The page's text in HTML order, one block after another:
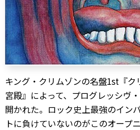
キング・クリムゾンの名盤1st『ク
宮殿』によって、プログレッシヴ
開かれた。ロック史上最強のイン
トに負けていないのがこのオープ